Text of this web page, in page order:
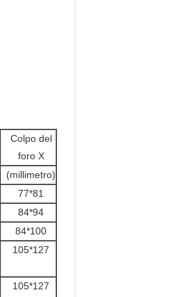
Colpo del
foro X
(millimetro)
77*81
84*94
84*100
105*127
105*127